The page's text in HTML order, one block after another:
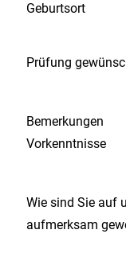
Geburtsort
Prüfung
Bemerkungen
Vorkenntnisse
Wie sind Sie auf
aufmerksam